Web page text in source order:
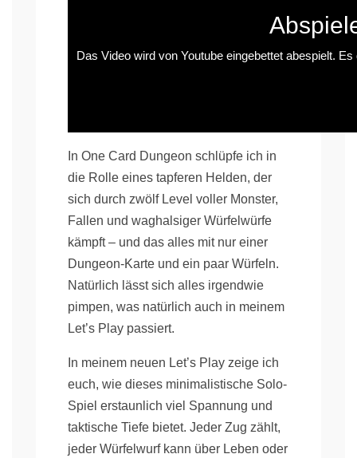
Das Video wird von Youtube eingebettet abespielt.
In One Card Dungeon schlüpfe ich in
die Rolle eines tapferen Helden, der
sich durch zwölf Level voller Monster,
Fallen und waghalsiger Würfelwürfe
kämpft – und das alles mit nur einer
Dungeon-Karte und ein paar Würfeln.
Natürlich lässt sich alles irgendwie
pimpen, was natürlich auch in meinem
Let’s Play passiert.
In meinem neuen Let’s Play zeige ich
euch, wie dieses minimalistische Solo-
Spiel erstaunlich viel Spannung und
taktische Tiefe bietet. Jeder Zug zählt,
jeder Würfelwurf kann über Leben oder